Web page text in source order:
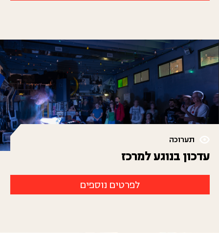
תערוכה
עדכון בנוגע למרכז
לפרטים נוספים